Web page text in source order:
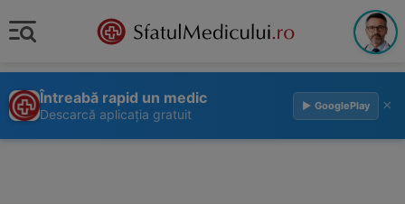
Întreabă rapid un medic
Descarcă aplicația gratuit
▶ GooglePlay ×